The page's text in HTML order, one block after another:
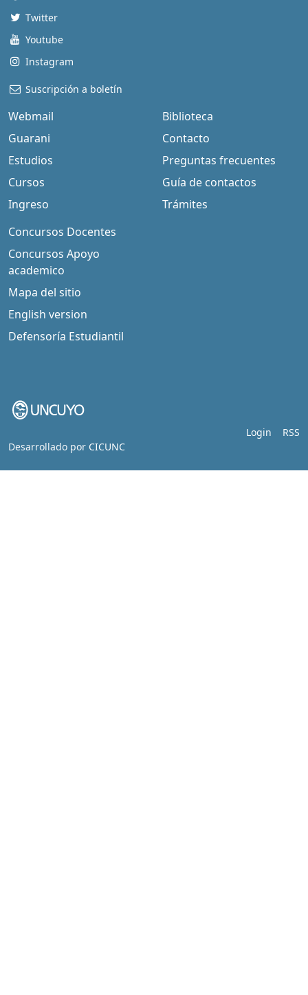
Twitter
Youtube
Instagram
Suscripción a boletín
Webmail
Guarani
Estudios
Cursos
Ingreso
Biblioteca
Contacto
Preguntas frecuentes
Guía de contactos
Trámites
Concursos Docentes
Concursos Apoyo
academico
Mapa del sitio
English version
Defensoría Estudiantil
Login
RSS
Desarrollado por CICUNC